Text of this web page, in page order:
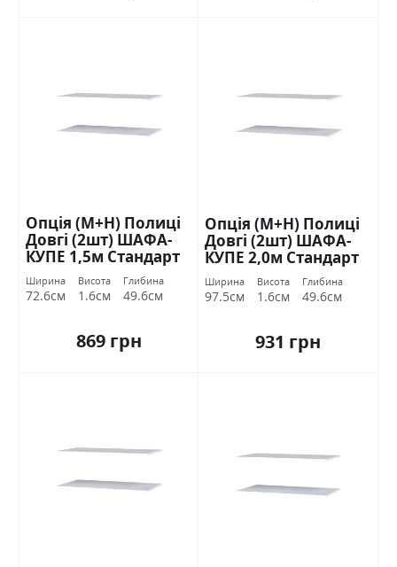
Опція (М+Н) Полиці
Довгі (2шт) ШАФА-
КУПЕ 1,5м Стандарт
Ширина
72.6см
Висота
1.6см
Глибина
49.6см
869 грн
Опція (М+Н) Полиці
Довгі (2шт) ШАФА-
КУПЕ 2,0м Стандарт
Ширина
97.5см
Висота
1.6см
Глибина
49.6см
931 грн